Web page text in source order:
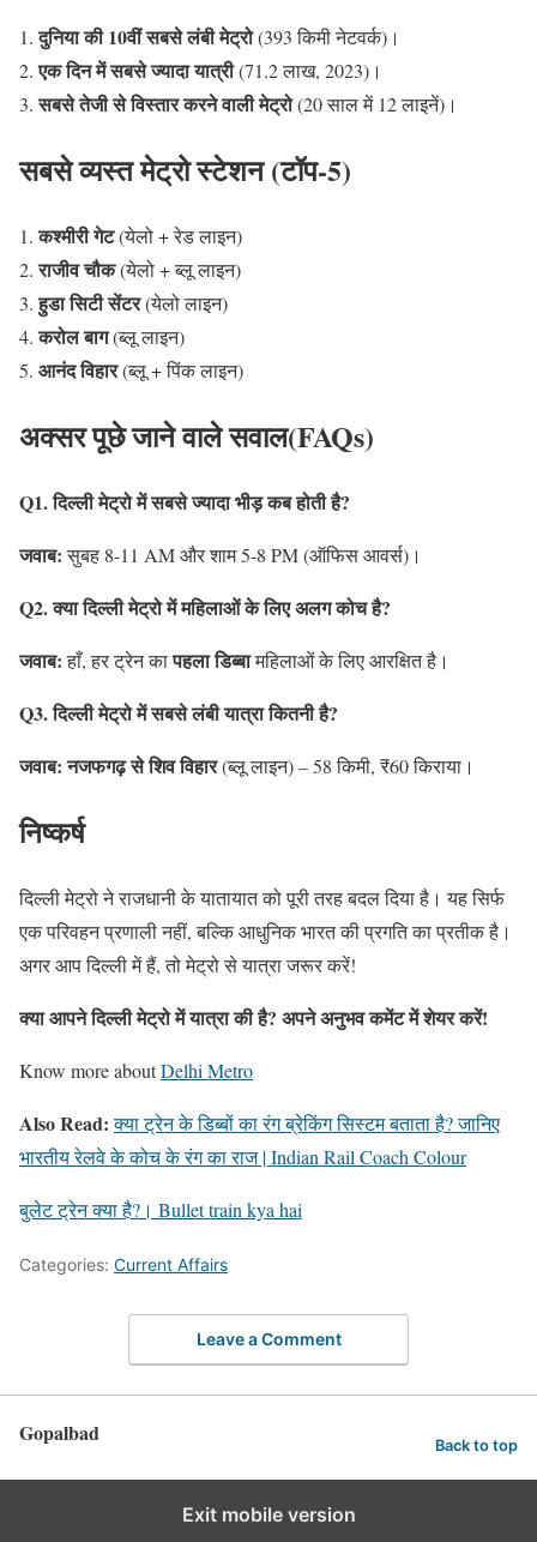
दुनिया की 10वीं सबसे लंबी मेट्रो(393 किमी नेटवर्क)।
एक दिन में सबसे ज्यादा यात्री(71.2 लाख, 2023)।
सबसे तेजी से विस्तार करने वाली मेट्रो(20 साल में 12 लाइनें)।
सबसे व्यस्त मेट्रो स्टेशन (टॉप-5)
कश्मीरी गेट(येलो + रेड लाइन)
राजीव चौक(येलो + ब्लू लाइन)
हुडा सिटी सेंटर(येलो लाइन)
करोल बाग(ब्लू लाइन)
आनंद विहार(ब्लू + पिंक लाइन)
अक्सर पूछे जाने वाले सवाल(FAQs)
Q1. दिल्ली मेट्रो में सबसे ज्यादा भीड़ कब होती है?
जवाब:सुबह 8-11 AM और शाम 5-8 PM (ऑफिस आवर्स)।
Q2. क्या दिल्ली मेट्रो में महिलाओं के लिए अलग कोच है?
जवाब:हाँ, हर ट्रेन कापहला डिब्बामहिलाओं के लिए आरक्षित है।
Q3. दिल्ली मेट्रो में सबसे लंबी यात्रा कितनी है?
जवाब: नजफगढ़ से शिव विहार(ब्लू लाइन) – 58 किमी, ₹60 किराया।
निष्कर्ष
दिल्ली मेट्रो ने राजधानी के यातायात को पूरी तरह बदल दिया है। यह सिर्फ
एक परिवहन प्रणाली नहीं, बल्कि आधुनिक भारत की प्रगति का प्रतीक है।
अगर आप दिल्ली में हैं, तो मेट्रो से यात्रा जरूर करें!
क्या आपने दिल्ली मेट्रो में यात्रा की है? अपने अनुभव कमेंट में शेयर करें!
Know more aboutDelhi Metro
Also Read:क्या ट्रेन के डिब्बों का रंग ब्रेकिंग सिस्टम बताता है? जानिए
भारतीय रेलवे के कोच के रंग का राज | Indian Rail Coach Colour
बुलेट ट्रेन क्या है?। Bullet train kya hai
Categories: Current Affairs
Leave a Comment
Gopalbad Back to top
Exit mobile version